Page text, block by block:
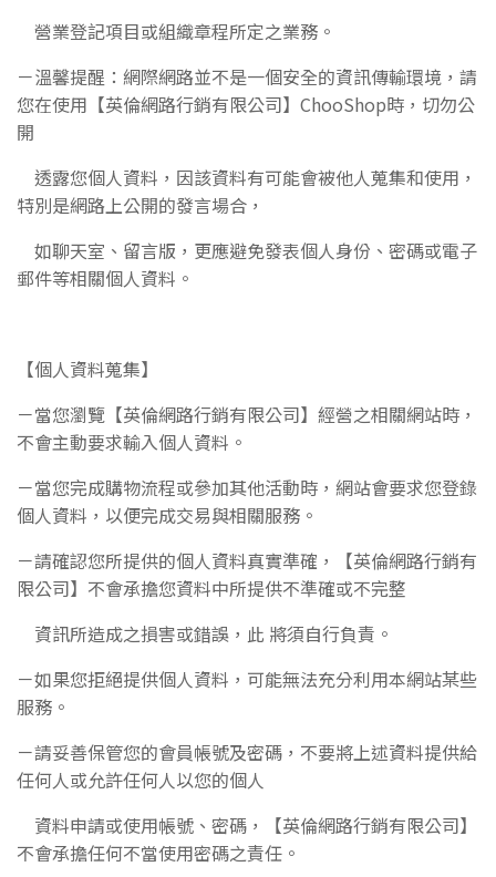
營業登記項目或組織章程所定之業務。
－溫馨提醒：網際網路並不是一個安全的資訊傳輸環境，請
您在使用 【英倫網路行銷有限公司】ChooShop時，切勿公
開
透露您個人資料，因該資料有可能會被他人蒐集和使用，
特別是網路上公開的發言場合，
如聊天室、留言版，更應避免發表個人身份、密碼或電子
郵件等相關個人資料。
【個人資料蒐集】
－當您瀏覽 【英倫網路行銷有限公司】 經營之相關網站時，
不會主動要求輸入個人資料。
－當您完成購物流程或參加其他活動時，網站會要求您登錄
個人資料，以便完成交易與相關服務。
－請確認您所提供的個人資料真實準確，
【英倫網路行銷有
限公司】 不會承擔您資料中所提供不準確或不完整
資訊所造成之損害或錯誤，此 將須自行負責。
－如果您拒絕提供個人資料，可能無法充分利用本網站某些
服務。
－請妥善保管您的會員帳號及密碼，不要將上述資料提供給
任何人或允許任何人以您的個人
資料申請或使用帳號、密碼，
【英倫網路行銷有限公司】
不會承擔任何不當使用密碼之責任。